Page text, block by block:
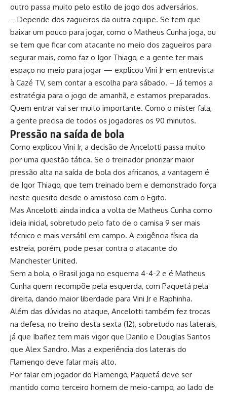
outro passa muito pelo estilo de jogo dos adversários.
– Depende dos zagueiros da outra equipe. Se tem que
baixar um pouco para jogar, como o Matheus Cunha joga, ou
se tem que ficar com atacante no meio dos zagueiros para
segurar mais, como faz o Igor Thiago, e a gente ter mais
espaço no meio para jogar — explicou Vini Jr em entrevista
à Cazé TV, sem contar a escolha para sábado. – Já temos a
estratégia para o jogo de amanhã, e estamos preparados.
Quem entrar vai ser muito importante. Como o mister fala,
a gente precisa de todos os jogadores os 90 minutos.
Pressão na saída de bola
Como explicou Vini Jr, a decisão de Ancelotti passa muito
por uma questão tática. Se o treinador priorizar maior
pressão alta na saída de bola dos africanos, a vantagem é
de Igor Thiago, que tem treinado bem e demonstrado força
neste quesito desde o amistoso com o Egito.
Mas Ancelotti ainda indica a volta de Matheus Cunha como
ideia inicial, sobretudo pelo fato de o camisa 9 ser mais
técnico e mais versátil em campo. A exigência física da
estreia, porém, pode pesar contra o atacante do
Manchester United.
Sem a bola, o Brasil joga no esquema 4-4-2 e é Matheus
Cunha quem recompõe pela esquerda, com Paquetá pela
direita, dando maior liberdade para Vini Jr e Raphinha.
Além das dúvidas no ataque, Ancelotti também fez trocas
na defesa, no treino desta sexta (12), sobretudo nas laterais,
já que Ibañez tem mais vigor que Danilo e Douglas Santos
que Alex Sandro. Mas a experiência dos laterais do
Flamengo deve falar mais alto.
Por falar em jogador do Flamengo, Paquetá deve ser
mantido como terceiro homem de meio-campo, ao lado de